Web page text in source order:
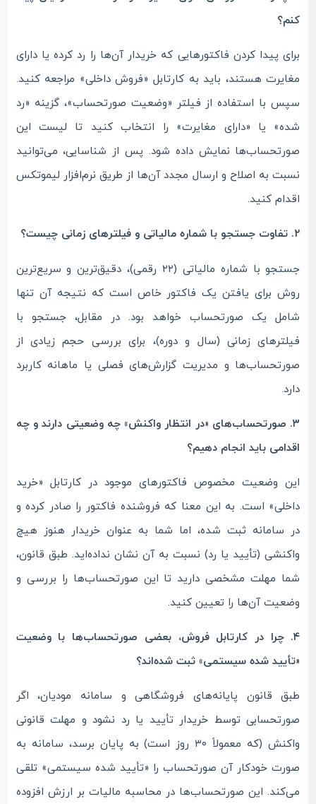
کنم؟
برای پیدا کردن فاکتورهایی که خریدار آن‌ها را رد کرده یا دارای
مغایرت هستند، باید به کارتابل «فروش داخلی» مراجعه کنید.
سپس با استفاده از فیلتر «وضعیت صورتحساب»، گزینه «رد
شده» یا «دارای مغایرت» را انتخاب کنید تا لیست این
صورتحساب‌ها نمایش داده شود. پس از شناسایی، می‌توانید
نسبت به اصلاح و ارسال مجدد آن‌ها از طریق نرم‌افزار لیموتکس
اقدام کنید.
۲. تفاوت جستجو با شماره مالیاتی و فیلترهای زمانی چیست؟
جستجو با شماره مالیاتی (۲۲ رقمی)، دقیق‌ترین و سریع‌ترین
روش برای یافتن یک فاکتور خاص است که نتیجه آن تنها
شامل یک صورتحساب خواهد بود. در مقابل، جستجو با
فیلترهای زمانی (سال و دوره)، برای بررسی حجم زیادی از
صورتحساب‌ها و مدیریت گزارش‌های فصلی یا ماهانه کاربرد
دارد.
۳. صورتحساب‌های «در انتظار واکنش» چه وضعیتی دارند و چه
اقدامی باید انجام دهیم؟
این وضعیت مخصوص فاکتورهای موجود در کارتابل «خرید
داخلی» است. به این معنا که فروشنده فاکتور را صادر کرده و
در سامانه ثبت شده، اما شما به عنوان خریدار هنوز هیچ
واکنشی (تأیید یا رد) نسبت به آن نشان نداده‌اید. طبق قانون،
شما مهلت مشخصی دارید تا این صورتحساب‌ها را بررسی و
وضعیت آن‌ها را تعیین کنید.
۴. چرا در کارتابل فروش، بعضی صورتحساب‌ها با وضعیت
«تأیید شده سیستمی» ثبت شده‌اند؟
طبق قانون پایانه‌های فروشگاهی و سامانه مودیان، اگر
صورتحسابی توسط خریدار تأیید یا رد نشود و مهلت قانونی
واکنش (که معمولاً ۳۰ روز است) به پایان برسد، سامانه به
صورت خودکار آن صورتحساب را «تأیید شده سیستمی» تلقی
می‌کند. این صورتحساب‌ها در محاسبه مالیات بر ارزش افزوده